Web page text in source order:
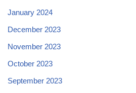
January 2024
December 2023
November 2023
October 2023
September 2023